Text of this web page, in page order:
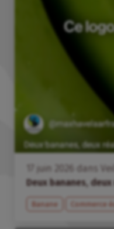
juin dans
Deux bananes,
Banane Commerce